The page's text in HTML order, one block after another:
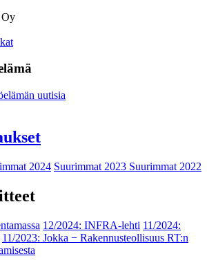
Oy
uutisia
2024 Suurimmat 2023 Suurimmat 2022
12/2024: INFRA-lehti 11/2024:
11/2023: Jokka − Rakennusteollisuus RT:n